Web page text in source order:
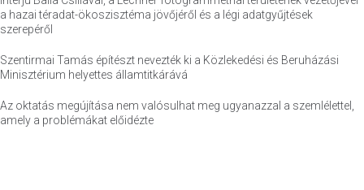
a hazai téradat-ökoszisztéma jövőjéről és a légi adatgyűjtések
szerepéről
Szentirmai Tamás építészt nevezték ki a Közlekedési és Beruházási
Minisztérium helyettes államtitkárává
Az oktatás megújítása nem valósulhat meg ugyanazzal a szemlélettel,
amely a problémákat előidézte